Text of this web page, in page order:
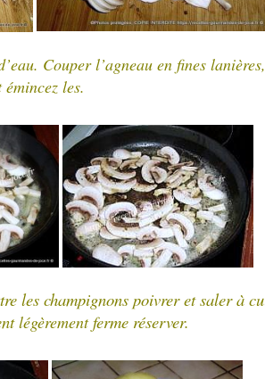
Couper l’agneau en fines lanières,
les.
les champignons poivreret saler à
légèrementferme réserver.